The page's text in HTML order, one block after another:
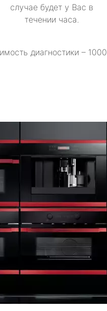
случае будет у Вас в
течении часа.
диагностики –